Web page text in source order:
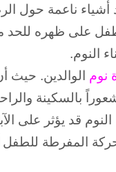
ناعمة حول
على ظهره للحد
النوم.
نوم الوالدين. حيث
بالسكينة
النوم قد يؤثر على
المفرطة